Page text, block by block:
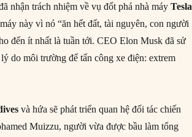
nhận trách nhiệm về vụ đốt phá nhà máyTesla
này vì nó “ăn hết đất, tài nguyên, con người
đến ít nhất là tuần tới. CEO Elon Musk đã sử
do môi trường để tấn công xe điện: extrem
và hứa sẽ phát triển quan hệ đối tác chiến
Muizzu, người vừa được bầu làm tổng